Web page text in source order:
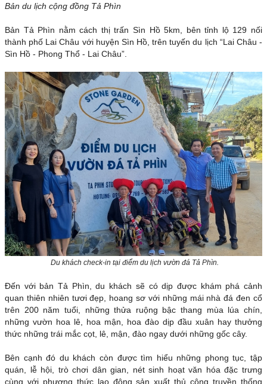
Bản du lịch cộng đồng Tả Phìn
Bản Tả Phìn nằm cách thị trấn Sìn Hồ 5km, bên tỉnh lộ 129 nối
thành phố Lai Châu với huyện Sìn Hồ, trên tuyến du lịch “Lai Châu -
Sìn Hồ - Phong Thổ - Lai Châu”.
Du khách check-in tại điểm du lịch vườn đá Tả Phìn.
Đến với bản Tả Phìn, du khách sẽ có dịp được khám phá cảnh
quan thiên nhiên tươi đẹp, hoang sơ với những mái nhà đá đen cổ
trên 200 năm tuổi, những thửa ruộng bậc thang mùa lúa chín,
những vườn hoa lê, hoa mận, hoa đào dịp đầu xuân hay thưởng
thức những trái mắc cọt, lê, mận, đào ngay dưới những gốc cây.
Bên cạnh đó du khách còn được tìm hiểu những phong tục, tập
quán, lễ hội, trò chơi dân gian, nét sinh hoạt văn hóa đặc trưng
cùng với phương thức lao động sản xuất thủ công truyền thống